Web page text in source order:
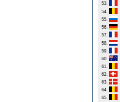
53.
54.
55.
56.
57.
58.
59.
60.
61.
62.
63.
64.
65.